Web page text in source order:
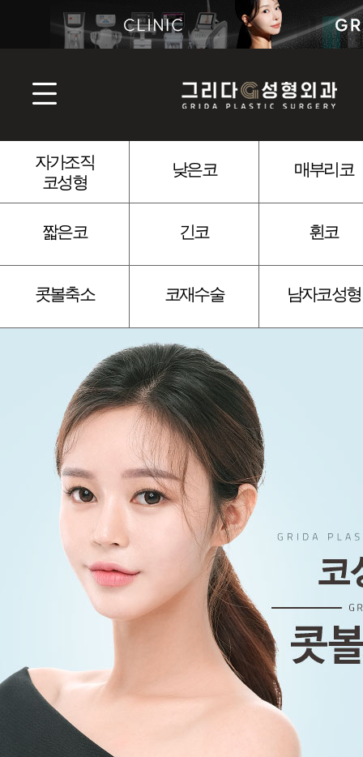
자가조직
코성형
낮은코 매부리코
짧은코 긴코 휜코
콧볼축소 코재수술 남자코성형